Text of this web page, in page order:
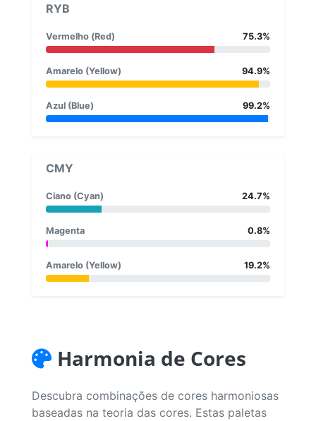
RYB
Vermelho (Red) 75.3%
Amarelo (Yellow) 94.9%
Azul (Blue) 99.2%
CMY
Ciano (Cyan) 24.7%
Magenta 0.8%
Amarelo (Yellow) 19.2%
Harmonia de Cores
Descubra combinações de cores harmoniosas
baseadas na teoria das cores. Estas paletas